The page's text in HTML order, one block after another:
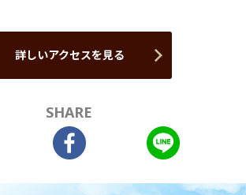
詳しいアクセスを見る
SHARE